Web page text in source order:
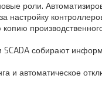
роли.
собирают
и автоматическое